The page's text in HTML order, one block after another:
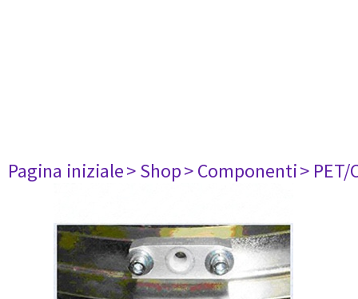
Pagina iniziale> Shop> Componenti> PET/